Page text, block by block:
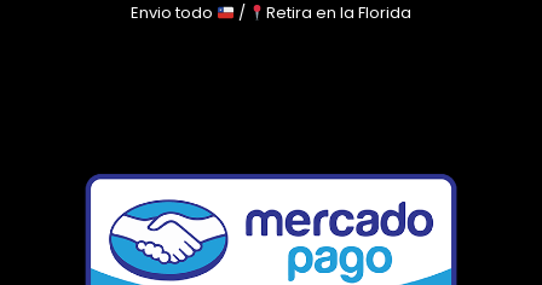
Envio todo / Retira en la Florida